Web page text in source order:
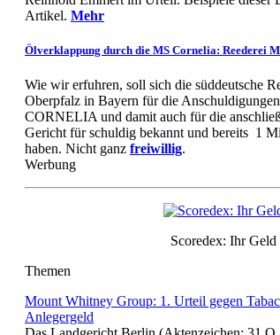
Artikel. Mehr
Ölverklappung durch die MS Cornelia: Reederei
Wie wir erfuhren, soll sich die süddeutsche
Oberpfalz in Bayern für die
CORNELIA und damit auch für die
Gericht für schuldig bekannt und bereits 1
haben. Nicht ganz freiwillig.
Werbung
Scoredex: Ihr Geld
Themen
Mount Whitney Group: 1. Urteil gegen
Anlegergeld